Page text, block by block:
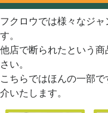
フクロウでは様々なジ
す。
他店で断られたという
さい。
こちらではほんの一部
介いたします。